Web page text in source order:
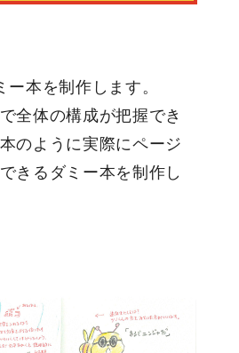
本を制作します。
全体の構成が把握でき
のように実際にページ
きるダミー本を制作し